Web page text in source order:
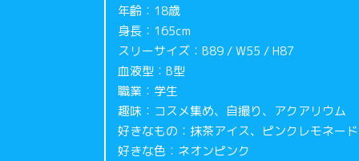
年齢：18歳
身長：165cm
スリーサイズ：B89 / W55 / H87
血液型：B型
職業：学生
趣味：コスメ集め、自撮り、アクアリウム
好きなもの：抹茶アイス、ピンクレモネード
好きな色：ネオンピンク